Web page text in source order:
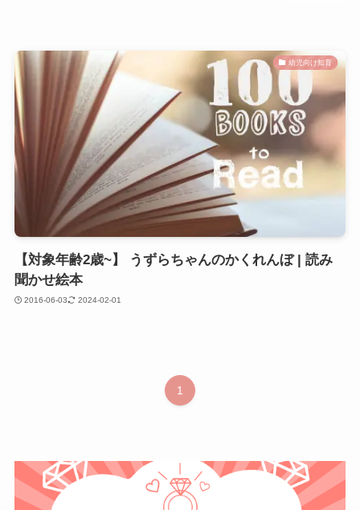
幼児向け知育
【対象年齢2歳~】 うずらちゃんのかくれんぼ | 読み
聞かせ絵本
2016-06-03 2024-02-01
1